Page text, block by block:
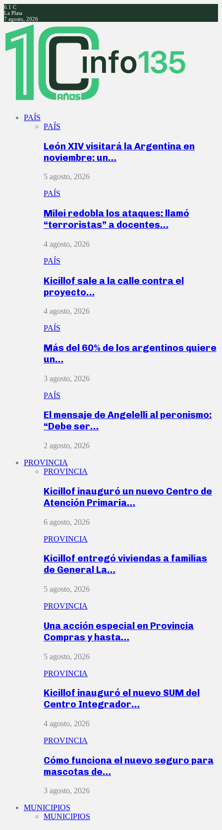
6.1 C
La Plata
7 agosto, 2026
Facebook
Twitter
Instagram
Youtube
PAÍS
PAÍS
León XIV visitará la Argentina en
noviembre: un…
5 agosto, 2026
PAÍS
Milei redobla los ataques: llamó
“terroristas” a docentes…
4 agosto, 2026
PAÍS
Kicillof sale a la calle contra el
proyecto…
4 agosto, 2026
PAÍS
Más del 60% de los argentinos quiere
un…
3 agosto, 2026
PAÍS
El mensaje de Angelelli al peronismo:
“Debe ser…
2 agosto, 2026
PROVINCIA
PROVINCIA
Kicillof inauguró un nuevo Centro de
Atención Primaria…
6 agosto, 2026
PROVINCIA
Kicillof entregó viviendas a familias
de General La…
5 agosto, 2026
PROVINCIA
Una acción especial en Provincia
Compras y hasta…
5 agosto, 2026
PROVINCIA
Kicillof inauguró el nuevo SUM del
Centro Integrador…
4 agosto, 2026
PROVINCIA
Cómo funciona el nuevo seguro para
mascotas de…
3 agosto, 2026
MUNICIPIOS
MUNICIPIOS